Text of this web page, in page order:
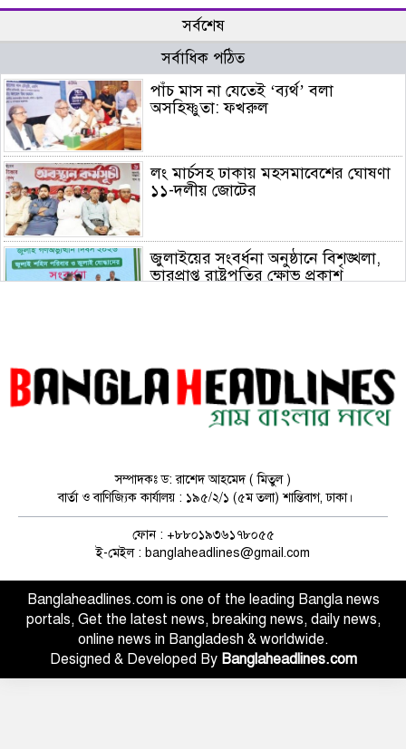
সর্বশেষ
সর্বাধিক পঠিত
পাঁচ মাস না যেতেই ‘ব্যর্থ’ বলা
অসহিষ্ণুতা: ফখরুল
লং মার্চসহ ঢাকায় মহসমাবেশের ঘোষণা
১১-দলীয় জোটের
জুলাইয়ের সংবর্ধনা অনুষ্ঠানে বিশৃঙ্খলা,
ভারপ্রাপ্ত রাষ্ট্রপতির ক্ষোভ প্রকাশ
ছাত্রদল-শিবির সংঘর্ষ, আহত, উত্তেজনা
বিভেদ চলতে থাকলে হাসিনা প্যারাসুট
ফ্যাসিস্টদের ফটোকপি বিএনপির মধ্যে
দেখতে পাচ্ছি : জামায়াত আমির
দুবাইয়ে বেনজীরের জামিন বাতিলে কাজ
করছে সরকার
সম্পাদকঃ ড: রাশেদ আহমেদ ( মিতুল )
বার্তা ও বাণিজ্যিক কার্যালয় : ১৯৫/২/১ (৫ম তলা) শান্তিবাগ, ঢাকা।
ফোন : +৮৮০১৯৩৬১৭৮০৫৫
ই-মেইল : banglaheadlines@gmail.com
Banglaheadlines.com is one of the leading Bangla news
portals, Get the latest news, breaking news, daily news,
online news in Bangladesh & worldwide.
Designed & Developed By Banglaheadlines.com